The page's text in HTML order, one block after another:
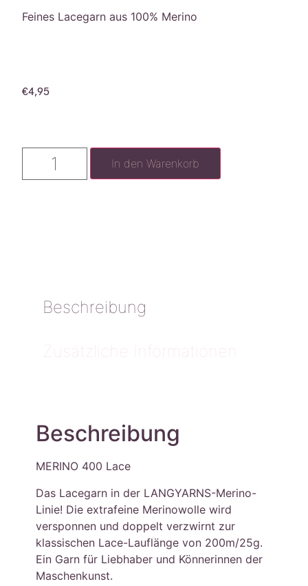
Feines Lacegarn aus 100% Merino
€4,95
In den Warenkorb
Beschreibung
Zusätzliche Informationen
Beschreibung
MERINO 400 Lace
Das Lacegarn in der LANGYARNS-Merino-
Linie! Die extrafeine Merinowolle wird
versponnen und doppelt verzwirnt zur
klassischen Lace-Lauflänge von 200m/25g.
Ein Garn für Liebhaber und Könnerinnen der
Maschenkunst.